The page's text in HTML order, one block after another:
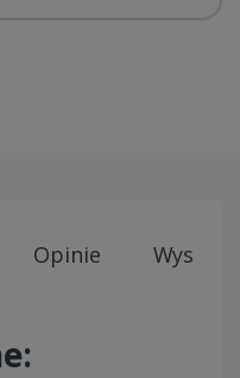
Opinie Wysyłki